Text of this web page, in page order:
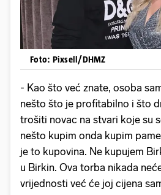
Foto: Pixsell/DHMZ
- Kao što već znate, osoba
nešto što je profitabilno i što
trošiti novac na stvari koje su
nešto kupim onda kupim
je to kupovina. Ne kupujem
u Birkin. Ova torba nikada
vrijednosti već će joj cijena